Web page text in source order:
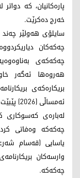
خەرج دەکرێت.
سایلۆی هەولێر
چەکەکان
چەکەکەی
هەروەها ئەگەر
بریکارەکەی
ئەمساڵی (2026) پێبێت.
لەبارەی کەسوکاری
چەکەکە وەفاتی
یاسایی (قەسام
وارسەکان
چەکەکە.